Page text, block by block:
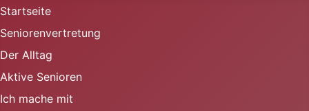
Startseite
Seniorenvertretung
Der Alltag
Aktive Senioren
Ich mache mit